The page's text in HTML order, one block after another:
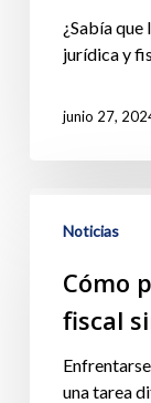
¿Sabía
jurídica y
junio 27,
Noticias
Cómo
fiscal
una tarea